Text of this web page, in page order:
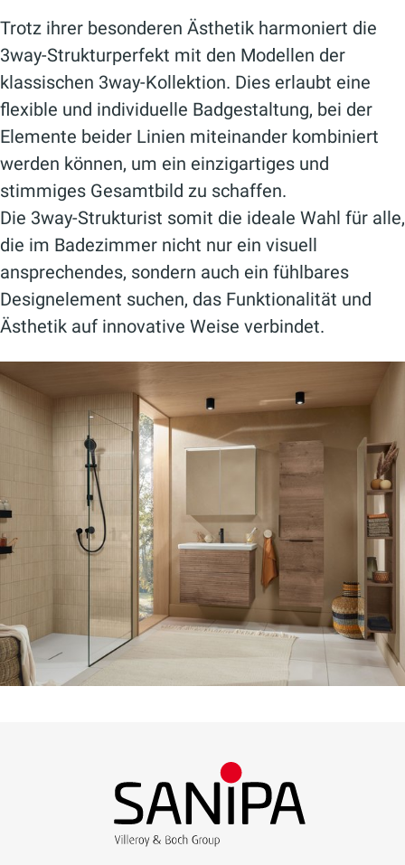
Trotz ihrer besonderen Ästhetik harmoniert die
3way-Strukturperfekt mit den Modellen der
klassischen 3way-Kollektion. Dies erlaubt eine
flexible und individuelle Badgestaltung, bei der
Elemente beider Linien miteinander kombiniert
werden können, um ein einzigartiges und
stimmiges Gesamtbild zu schaffen.
Die 3way-Strukturist somit die ideale Wahl für alle,
die im Badezimmer nicht nur ein visuell
ansprechendes, sondern auch ein fühlbares
Designelement suchen, das Funktionalität und
Ästhetik auf innovative Weise verbindet.